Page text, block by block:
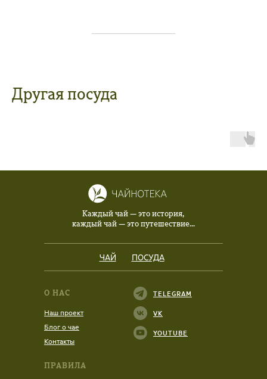
Другая посуда
YOUTUBE
TELEGRAM
VK
О НАС
Наш проект
Блог о чае
Контакты
ПРАВИЛА
ЧАЙ ПОСУДА
Каждый чай — это история,
каждый чай — это путешествие...